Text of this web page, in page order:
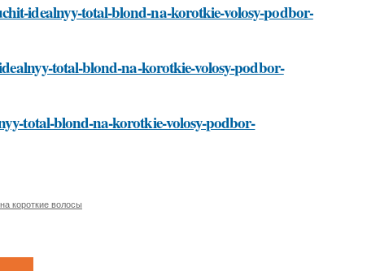
idealnyy-total-blond-na-korotkie-volosy-podbor-
total-blond-na-korotkie-volosy-podbor-
total-blond-na-korotkie-volosy-podbor-
короткие волосы